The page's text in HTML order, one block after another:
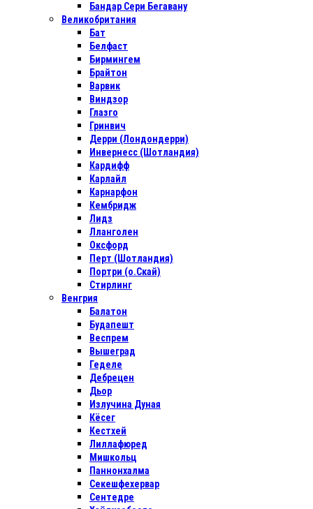
Бандар Сери Бегавану
Великобритания
Бат
Белфаст
Бирмингем
Брайтон
Варвик
Виндзор
Глазго
Гринвич
Дерри (Лондондерри)
Инвернесс (Шотландия)
Кардифф
Карлайл
Карнарфон
Кембридж
Лидз
Лланголен
Оксфорд
Перт (Шотландия)
Портри (о.Скай)
Стирлинг
Венгрия
Балатон
Будапешт
Веспрем
Вышеград
Геделе
Дебрецен
Дьор
Излучина Дуная
Кёсег
Кестхей
Лиллафюред
Мишкольц
Паннонхалма
Секешфехервар
Сентедре